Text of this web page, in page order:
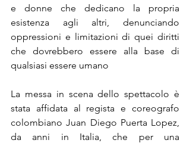
e donne che dedicano la propria
esistenza agli altri, denunciando
oppressioni e limitazioni di quei diritti
che dovrebbero essere alla base di
qualsiasi essere umano
La messa in scena dello spettacolo è
stata affidata al regista e coreografo
colombiano Juan Diego Puerta Lopez,
da anni in Italia, che per una